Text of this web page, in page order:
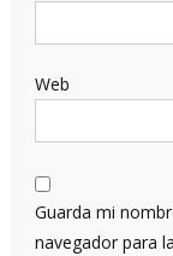
Web
Guarda mi
navegador para